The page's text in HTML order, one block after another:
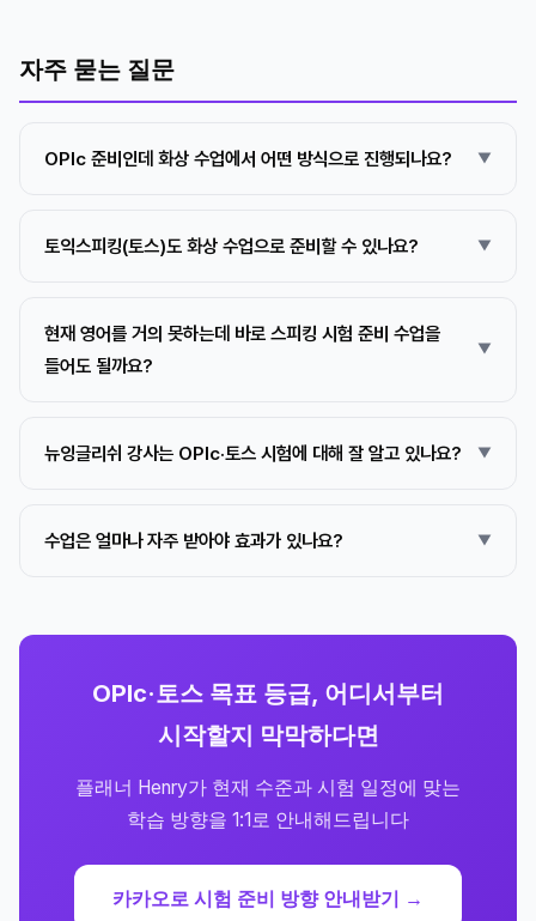
자주 묻는 질문
OPIc 준비인데 화상 수업에서 어떤 방식으로 진행되나요?
토익스피킹(토스)도 화상 수업으로 준비할 수 있나요?
현재 영어를 거의 못하는데 바로 스피킹 시험 준비 수업을
들어도 될까요?
뉴잉글리쉬 강사는 OPIc·토스 시험에 대해 잘 알고 있나요?
수업은 얼마나 자주 받아야 효과가 있나요?
OPIc·토스 목표 등급, 어디서부터
시작할지 막막하다면
플래너 Henry가 현재 수준과 시험 일정에 맞는
학습 방향을 1:1로 안내해드립니다
카카오로 시험 준비 방향 안내받기 →